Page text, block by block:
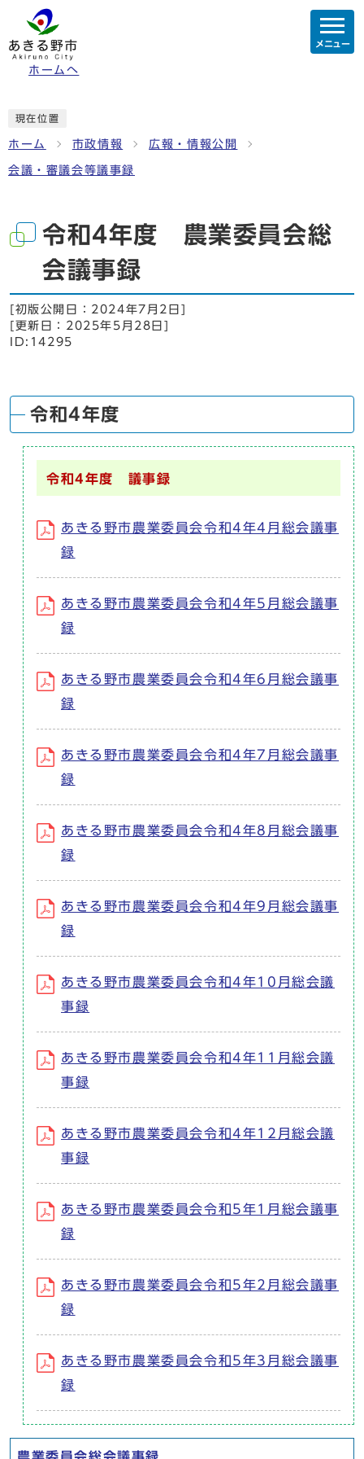
ホームへ
メニュー
現在位置
ホーム 市政情報 広報・情報公開
会議・審議会等議事録
令和4年度 農業委員会総
会議事録
[初版公開日： 2024年7月2日
[更新日： 2025年5月28日
ID:14295
令和4年度
令和4年度 議事録
あきる野市農業委員会令和4年4月総会議事
録
あきる野市農業委員会令和4年5月総会議事
録
あきる野市農業委員会令和4年6月総会議事
録
あきる野市農業委員会令和4年7月総会議事
録
あきる野市農業委員会令和4年8月総会議事
録
あきる野市農業委員会令和4年9月総会議事
録
あきる野市農業委員会令和4年10月総会議
事録
あきる野市農業委員会令和4年11月総会議
事録
あきる野市農業委員会令和4年12月総会議
事録
あきる野市農業委員会令和5年1月総会議事
録
あきる野市農業委員会令和5年2月総会議事
録
あきる野市農業委員会令和5年3月総会議事
録